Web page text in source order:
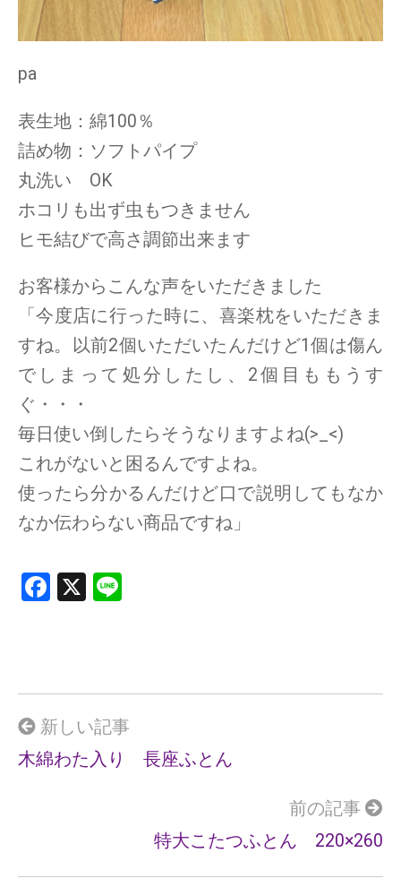
pa
表生地：綿100％
詰め物：ソフトパイプ
丸洗い OK
ホコリも出ず虫もつきません
ヒモ結びで高さ調節出来ます
お客様からこんな声をいただきました
「今度店に行った時に、喜楽枕をいただきま
すね。以前2個いただいたんだけど1個は傷ん
でしまって処分したし、2個目ももうす
ぐ・・・
毎日使い倒したらそうなりますよね(>_<)
これがないと困るんですよね。
使ったら分かるんだけど口で説明してもなか
なか伝わらない商品ですね」
F
o
o
k
X
新しい記事
木綿わた入り 長座ふとん
前の記事
特大こたつふとん 220×260